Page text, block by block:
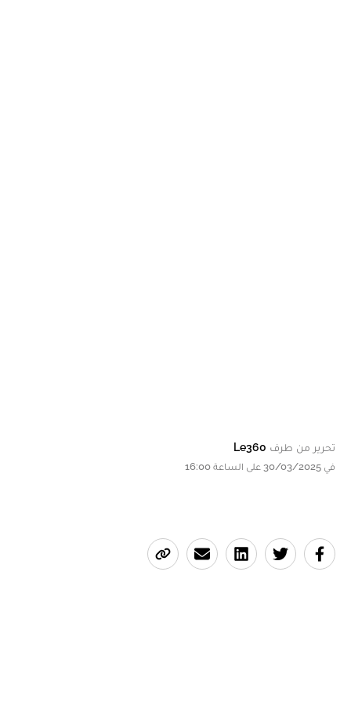
تحرير من طرف Le360
في 30/03/2025 على الساعة 16:00